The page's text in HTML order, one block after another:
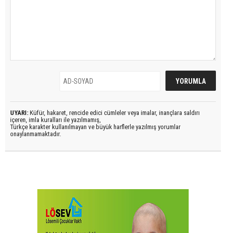
UYARI: Küfür, hakaret, rencide edici cümleler veya imalar, inançlara saldırı
içeren, imla kuralları ile yazılmamış,
Türkçe karakter kullanılmayan ve büyük harflerle yazılmış yorumlar
onaylanmamaktadır.